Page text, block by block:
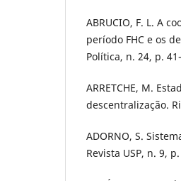
ABRUCIO, F. L. A
período FHC e os
Política, n. 24, p.
ARRETCHE, M.
descentralização.
ADORNO, S.
Revista USP, n. 9,